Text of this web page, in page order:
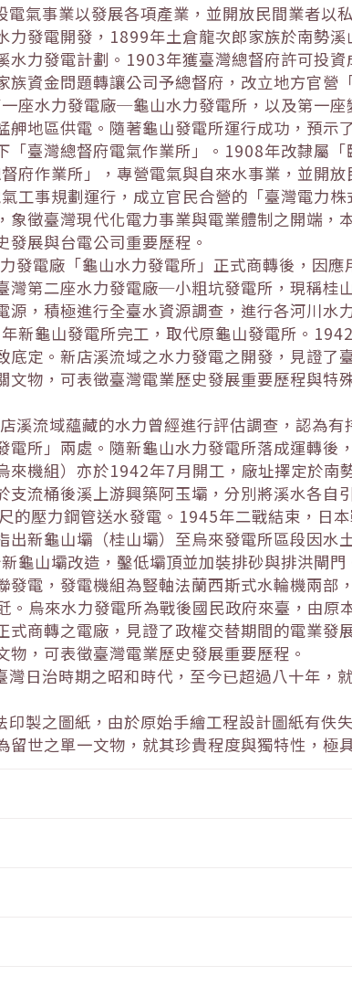
電氣事業以發展各項產業，並開放民間業者以
力發電開發，1899年土倉龍次郎家族於南勢
水力發電計劃。1903年獲臺灣總督府許可投
族資金問題轉讓公司予總督府，改立地方官營
座水力發電廠─龜山水力發電所，以及第一
舺地區供電。隨著龜山發電所運行成功，預
「臺灣總督府電氣作業所」。1908年改隸屬「
府作業所」，專營電氣與自來水事業，並開
工事規劃運行，成立官民合營的「臺灣電力
象徵臺灣現代化電力事業與電業體制之開端，
展與台電公司重要歷程。
發電廠「龜山水力發電所」正式商轉後，因
灣第二座水力發電廠─小粗坑發電所，現稱桂
源，積極進行全臺水資源調查，進行各河川
新龜山發電所完工，取代原龜山發電所。
底定。新店溪流域之水力發電之開發，見證了
文物，可表徵臺灣電業歷史發展重要歷程與特
溪流域蘊藏的水力曾經進行評估調查，認為
電所」兩處。隨新龜山水力發電所落成運轉後
來機組）亦於1942年7月開工，廠址擇定於南
支流桶後溪上游興築阿玉壩，分別將溪水各自
的壓力鋼管送水發電。1945年二戰結束，日
出新龜山壩（桂山壩）至烏來發電所區段因水
龜山壩改造，鑿低壩頂並加裝排砂與排洪閘
發電，發電機組為豎軸法蘭西斯式水輪機兩部
。烏來水力發電所為戰後國民政府來臺，由原
式商轉之電廠，見證了政權交替期間的電業發
物，可表徵臺灣電業歷史發展重要歷程。
灣日治時期之昭和時代，至今已超過八十年，
印製之圖紙，由於原始手繪工程設計圖紙有佚
留世之單一文物，就其珍貴程度與獨特性，極